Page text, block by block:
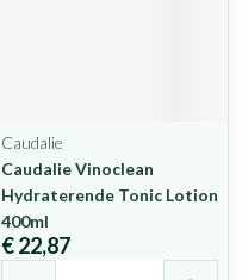
Caudalie
Caudalie Vinoclean
Hydraterende Tonic Lotion
400ml
€ 22,87